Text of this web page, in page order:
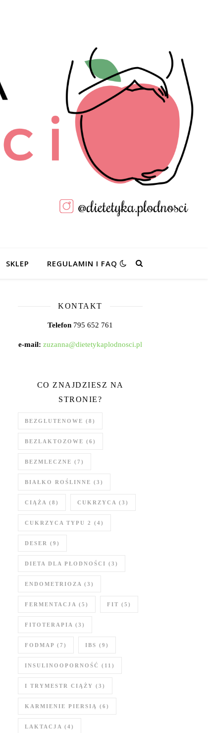
SKLEP REGULAMIN I FAQ
KONTAKT
Telefon 795 652 761
e-mail: zuzanna@dietetykaplodnosci.pl
CO ZNAJDZIESZ NA
STRONIE?
BEZGLUTENOWE (8)
BEZLAKTOZOWE (6)
BEZMLECZNE (7)
BIAŁKO ROŚLINNE (3)
CIĄŻA (8) CUKRZYCA (3)
CUKRZYCA TYPU 2 (4)
DESER (9)
DIETA DLA PŁODNOŚCI (3)
ENDOMETRIOZA (3)
FERMENTACJA (5) FIT (5)
FITOTERAPIA (3)
FODMAP (7) IBS (9)
INSULINOOPORNOŚĆ (11)
I TRYMESTR CIĄŻY (3)
KARMIENIE PIERSIĄ (6)
LAKTACJA (4)